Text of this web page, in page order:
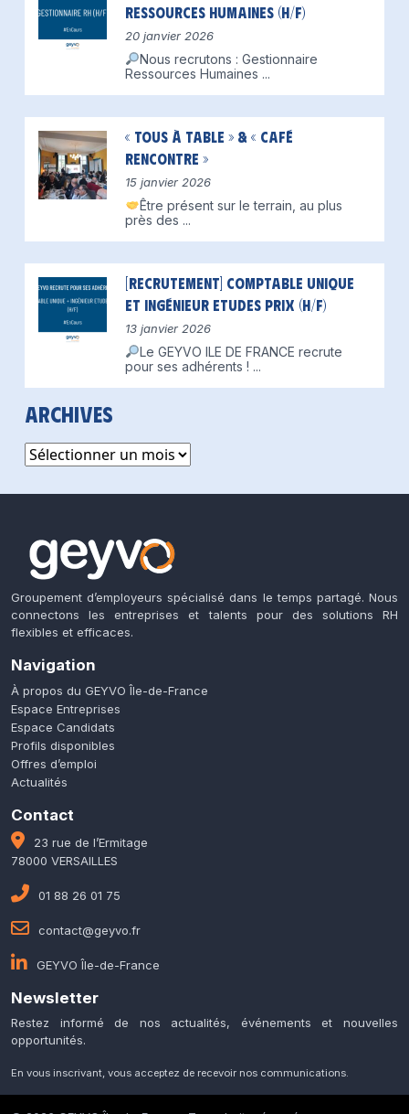
Ressources Humaines (H/F)
20 janvier 2026
Nous recrutons : Gestionnaire
Ressources Humaines ...
« Tous à table » & « Café
Rencontre »
15 janvier 2026
Être présent sur le terrain, au plus
près des ...
[Recrutement] Comptable unique
et Ingénieur Etudes Prix (H/F)
13 janvier 2026
Le GEYVO ILE DE FRANCE recrute
pour ses adhérents ! ...
Archives
Archives
Groupement d’employeurs spécialisé dans le temps partagé. Nous
connectons les entreprises et talents pour des solutions RH
flexibles et efficaces.
Navigation
À propos du GEYVO Île-de-France
Espace Entreprises
Espace Candidats
Profils disponibles
Offres d’emploi
Actualités
Contact
23 rue de l’Ermitage
78000 VERSAILLES
01 88 26 01 75
contact@geyvo.fr
GEYVO Île-de-France
Newsletter
Restez informé de nos actualités, événements et nouvelles
opportunités.
En vous inscrivant, vous acceptez de recevoir nos communications.